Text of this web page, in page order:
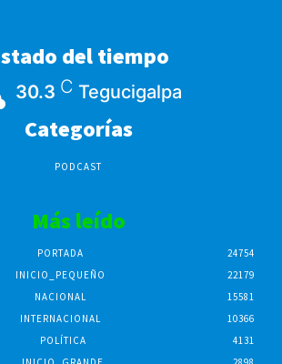
del tiempo
30.3 C Tegucigalpa
Categorías
PODCAST
Más leído
PORTADA
24754
INICIO_PEQUEÑO
22179
NACIONAL
15581
INTERNACIONAL
10366
POLÍTICA
4131